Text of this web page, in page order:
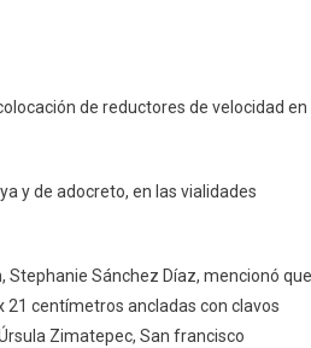
de reductores de velocidad en
y de adocreto, en las vialidades
Stephanie Sánchez Díaz, mencionó que
21 centímetros ancladas con clavos
Zimatepec, San francisco